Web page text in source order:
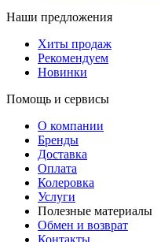
Наши предложения
Хиты продаж
Рекомендуем
Новинки
Помощь и сервисы
О компании
Бренды
Доставка
Оплата
Колеровка
Услуги
Полезные материалы
Обмен и возврат
Контакты